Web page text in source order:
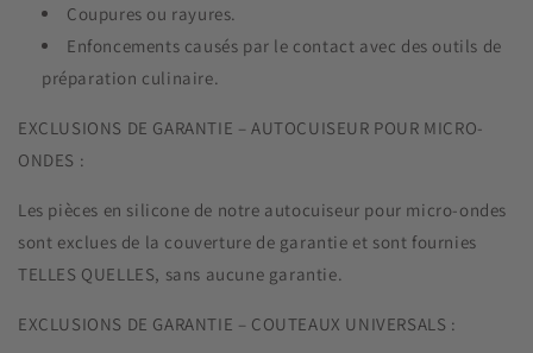
Coupures ou rayures.
Enfoncements causés par le contact avec des outils de
préparation culinaire.
EXCLUSIONS DE GARANTIE – AUTOCUISEUR POUR MICRO-
ONDES :
Les pièces en silicone de notre autocuiseur pour micro-ondes
sont exclues de la couverture de garantie et sont fournies
TELLES QUELLES, sans aucune garantie.
EXCLUSIONS DE GARANTIE – COUTEAUX UNIVERSALS :